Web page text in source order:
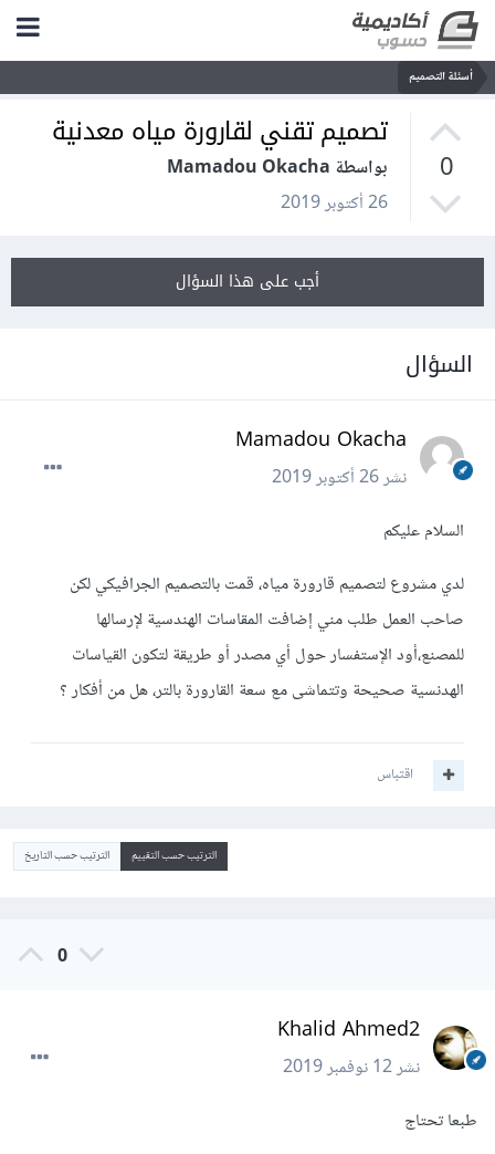
أسئلة التصميم
0
تصميم تقني لقارورة مياه معدنية
بواسطة Mamadou Okacha
26 أكتوبر 2019
أجب على هذا السؤال
السؤال
Mamadou Okacha
نشر26 أكتوبر 2019
السلام عليكم
لدي مشروع لتصميم قارورة مياه، قمت بالتصميم الجرافيكي لكن
صاحب العمل طلب مني إضافت المقاسات الهندسية لإرسالها
للمصنع،أود الإستفسار حول أي مصدر أو طريقة لتكون القياسات
الهدنسية صحيحة وتتماشى مع سعة القارورة بالتر، هل من أفكار ؟
اقتباس
الترتيب حسب التقييم الترتيب حسب التاريخ
0
Khalid Ahmed2
نشر12 نوفمبر 2019
طبعا تحتاج